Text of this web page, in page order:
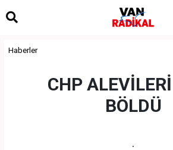
Haberler
CHP
BÖLDÜ
.